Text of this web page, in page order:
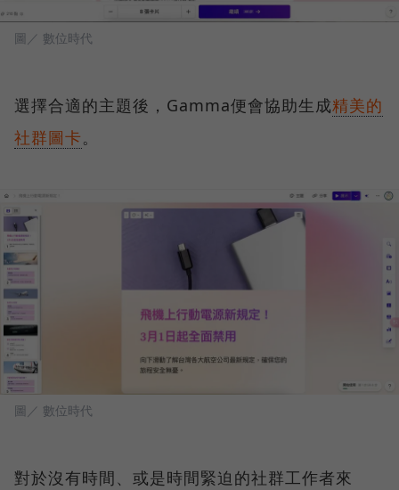
圖／ 數位時代
選擇合適的主題後，Gamma便會協助生成精美的
社群圖卡。
圖／ 數位時代
對於沒有時間、或是時間緊迫的社群工作者來